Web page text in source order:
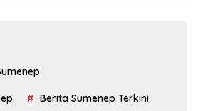
Berita Sumenep Terkini